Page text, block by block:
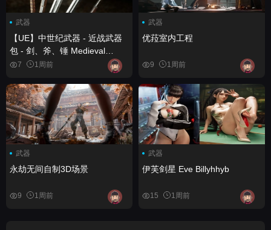
武器
【UE】中世纪武器 - 近战武器
包 - 剑、斧、锤 Medieval
Weapons - Melee Weapons
Pack - Swords, Axes, Maces
7 1周前
武器
优菈室内工程
9 1周前
武器
永劫无间自制3D场景
9 1周前
武器
伊芙剑星 Eve Billyhhyb
15 1周前